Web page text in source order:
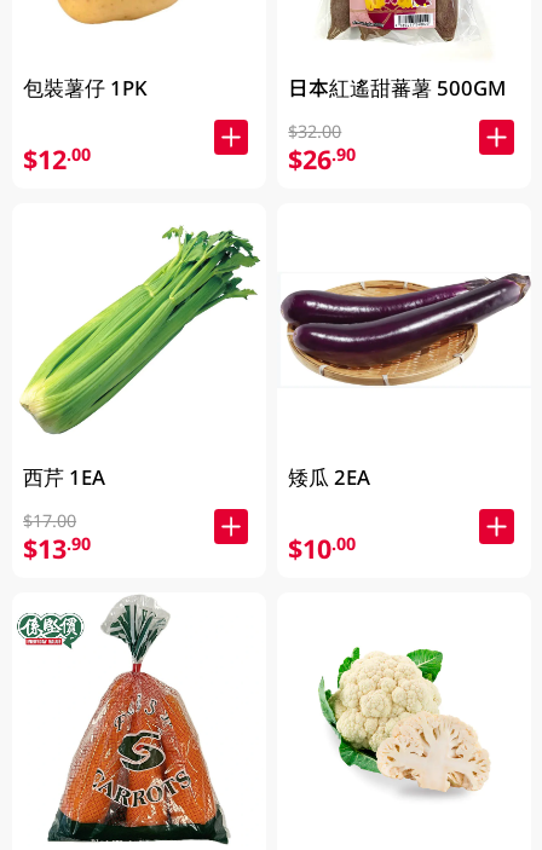
包裝薯仔 1PK
$12.00
西芹 1EA
$17.00
$13.90
日本紅遙甜蕃薯 500GM
$32.00
$26.90
矮瓜 2EA
$10.00